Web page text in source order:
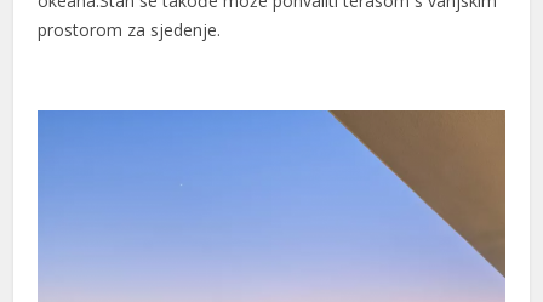
prostorom za sjedenje.